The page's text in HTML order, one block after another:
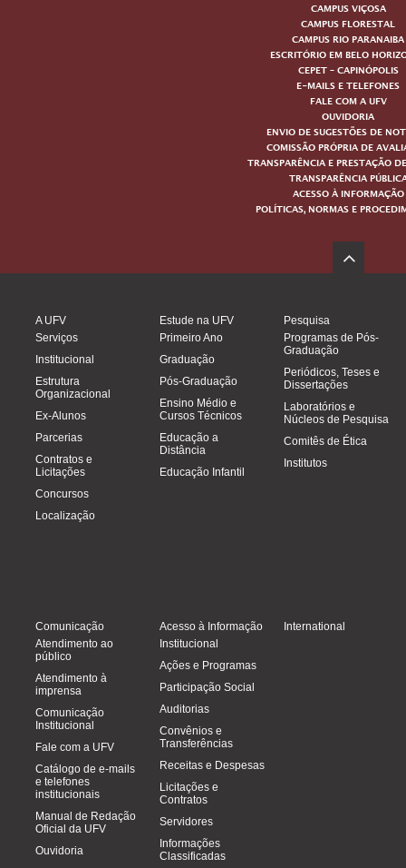
CAMPUS VIÇOSA
CAMPUS FLORESTAL
CAMPUS RIO PARANAIBA
ESCRITÓRIO EM BELO
CEPET – CAPINÓPOLIS
E-MAILS E TELEFONES
FALE COM A UFV
OUVIDORIA
ENVIO DE SUGESTÕES DE
COMISSÃO PRÓPRIA DE
TRANSPARÊNCIA E PRESTAÇÃO
TRANSPARÊNCIA
ACESSO À INFORMAÇÃO
POLÍTICAS, NORMAS E
A UFV
Serviços
Institucional
Estrutura
Organizacional
Ex-Alunos
Parcerias
Contratos e
Licitações
Concursos
Localização
Estude na UFV
Primeiro Ano
Graduação
Pós-Graduação
Ensino Médio e
Cursos Técnicos
Educação a
Distância
Educação Infantil
Pesquisa
Programas de Pós-
Graduação
Periódicos, Teses e
Dissertações
Laboratórios e
Núcleos de Pesquisa
Comitês de Ética
Institutos
Comunicação
Atendimento ao
público
Atendimento à
imprensa
Comunicação
Institucional
Fale com a UFV
Catálogo de e-mails
e telefones
institucionais
Manual de Redação
Oficial da UFV
Ouvidoria
Acesso à Informação
Institucional
Ações e Programas
Participação Social
Auditorias
Convênios e
Transferências
Receitas e Despesas
Licitações e
Contratos
Servidores
Informações
Classificadas
International